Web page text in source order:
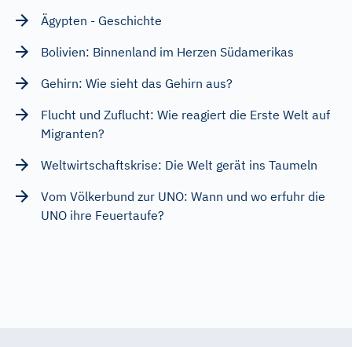
Ägypten - Geschichte
Bolivien: Binnenland im Herzen Südamerikas
Gehirn: Wie sieht das Gehirn aus?
Flucht und Zuflucht: Wie reagiert die Erste Welt auf
Migranten?
Weltwirtschaftskrise: Die Welt gerät ins Taumeln
Vom Völkerbund zur UNO: Wann und wo erfuhr die
UNO ihre Feuertaufe?